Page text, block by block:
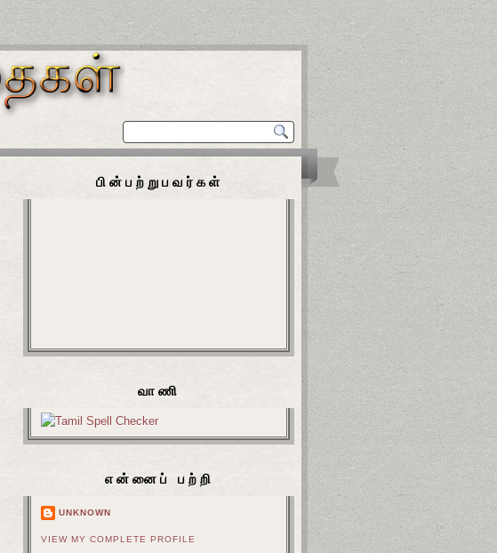
பின்பற்றுபவர்கள்
வாணி
என்னைப் பற்றி
UNKNOWN
VIEW MY COMPLETE PROFILE